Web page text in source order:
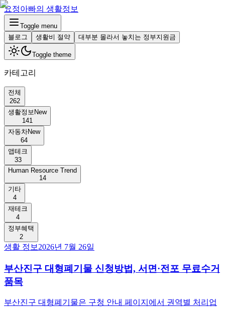
요정아빠의 생활정보
Toggle menu
블로그
생활비 절약 대부분 몰라서 놓치는 정부지원금
Toggle theme
카테고리
전체
262
생활정보 New
141
자동차New
64
앱테크
33
Human Resource Trend
14
기타
4
재테크
4
정부혜택
2
생활 정보 2026년 7월 26일
부산진구 대형폐기물 신청방법, 서면·전포 무료수거
품목
부산진구 대형폐기물은 구청 안내 페이지에서 권역별 처리업